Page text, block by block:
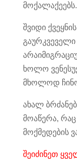
მოქალაქეებს.
შვიდი
ხოლო
მხოლოდ
ახალ
მოაწერა, რაც
მოქმედების
შეიძინეთ